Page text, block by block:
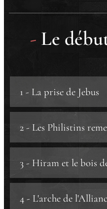
- Le
1 - La prise de Jebus
b) La prise de Jebus.
2 - Les Philistins
b) Les ennemis intimes.
3 - Hiram et le bois
b) Les deux Hiram.
4 - L'arche de